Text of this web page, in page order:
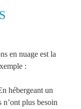
en nuage est la
:
hébergeant un
n’ont plus besoin